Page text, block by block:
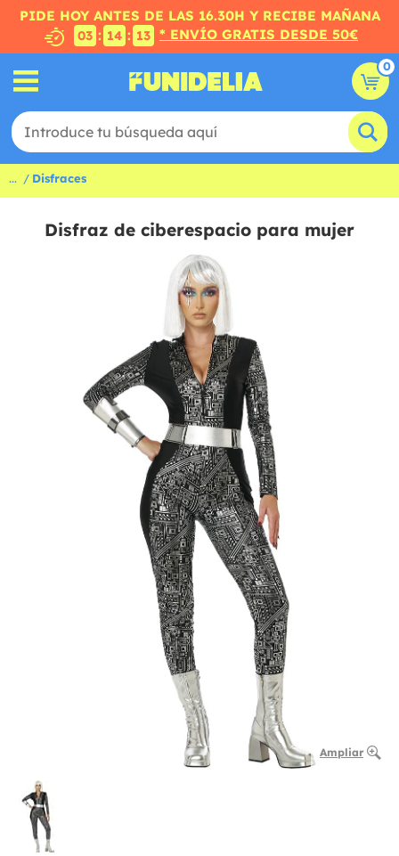
PIDE HOY ANTES DE LAS 16.30H Y RECIBE MAÑANA
03 : 14 : 12 * ENVÍO GRATIS DESDE 50€
0
... Disfraces
Disfraz de ciberespacio para mujer
Ampliar